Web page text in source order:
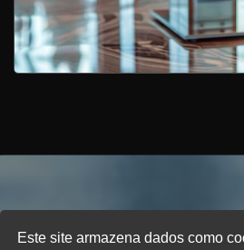
Este site armazena dados como